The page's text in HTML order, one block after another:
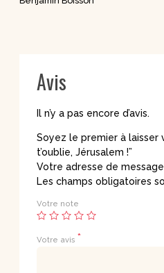
Avis
Il n’y a pas encore d’avis.
Soyez le premier à laisser
t’oublie, Jérusalem !”
Votre adresse de
Les champs obligatoires
Votre note
Votre avis *